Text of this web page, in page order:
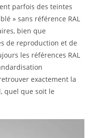
parfois des teintes
» sans référence RAL
bien que
de reproduction et de
les références RAL
exactement la
quel que soit le